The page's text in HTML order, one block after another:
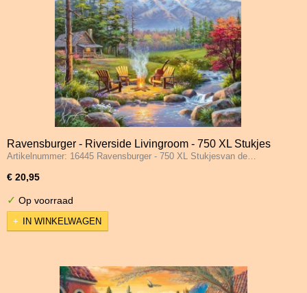
Ravensburger - Riverside Livingroom - 750 XL Stukjes
Artikelnummer: 16445 Ravensburger - 750 XL Stukjesvan de…
€ 20,95
✓ Op voorraad
IN WINKELWAGEN